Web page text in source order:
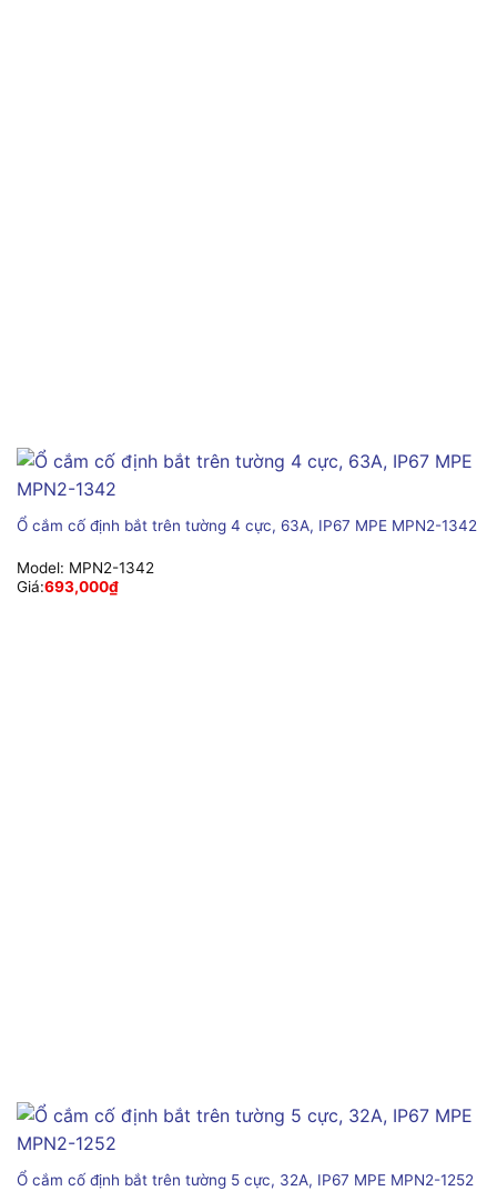
Ổ cắm cố định bắt trên tường 4 cực, 63A, IP67 MPE MPN2-1342
Model: MPN2-1342
Giá:693,000₫
Ổ cắm cố định bắt trên tường 5 cực, 32A, IP67 MPE MPN2-1252